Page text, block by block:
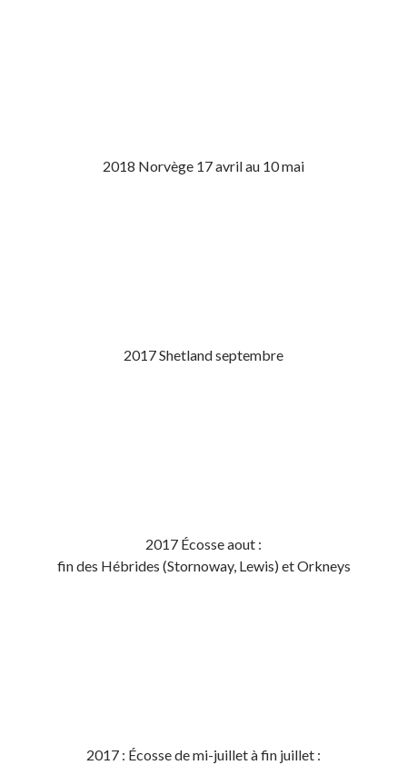
2018 Norvège 17 avril au 10 mai
2017 Shetland septembre
2017 Écosse aout :
fin des Hébrides (Stornoway, Lewis) et Orkneys
2017 : Écosse de mi-juillet à fin juillet :